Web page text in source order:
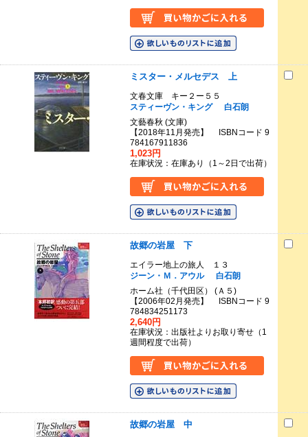
ミスター・メルセデス 上
文春文庫 キー２ー５５
スティーヴン・キング
白石朗
文藝春秋 (文庫)
【2018年11月発売】 ISBNコード 9
784167911836
1,023円
在庫状況：在庫あり（1～2日で出荷）
故郷の岩屋 下
エイラー地上の旅人 １３
ジーン・Ｍ．アウル
白石朗
ホーム社（千代田区） (Ａ５)
【2006年02月発売】 ISBNコード 9
784834251173
2,640円
在庫状況：出版社よりお取り寄せ（1
週間程度で出荷）
故郷の岩屋 中